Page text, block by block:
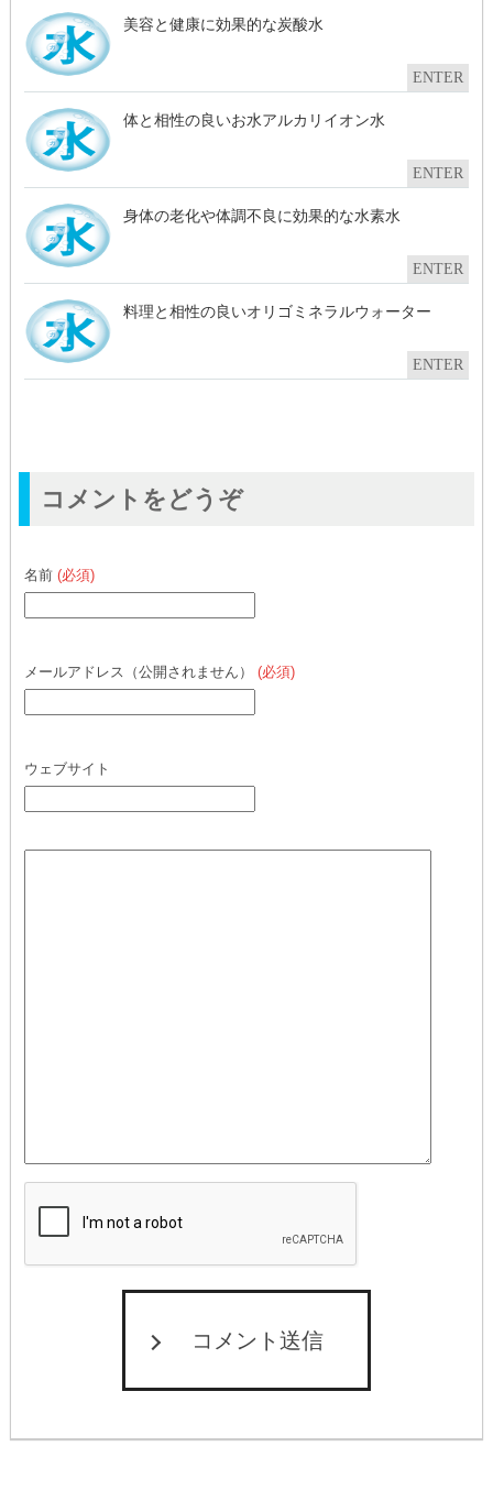
美容と健康に効果的な炭酸水
ENTER
体と相性の良いお水アルカリイオン水
ENTER
身体の老化や体調不良に効果的な水素水
ENTER
料理と相性の良いオリゴミネラルウォーター
ENTER
コメントをどうぞ
名前 (必須)
メールアドレス（公開されません） (必須)
ウェブサイト
コメント送信